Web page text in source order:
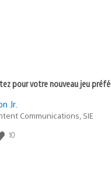
pour votre nouveau jeu
Jr.
Communications, SIE
10